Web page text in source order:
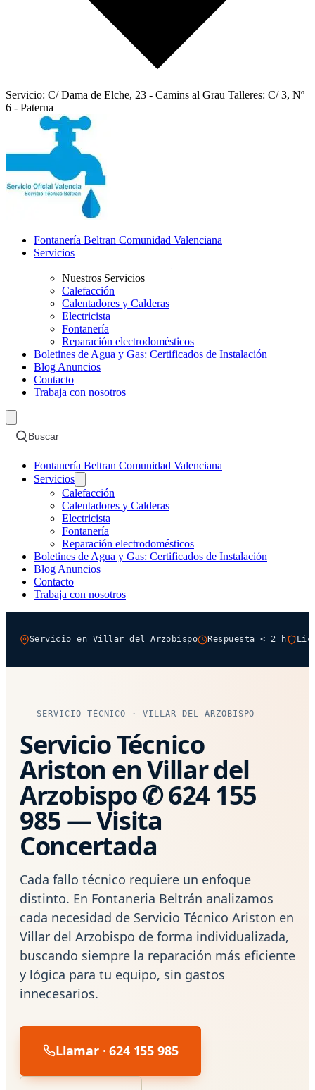
Servicio: C/ Dama de Elche, 23 - Camins al Grau Talleres: C/ 3, Nº
6 - Paterna
Fontanería Beltran Comunidad Valenciana
Servicios
Nuestros Servicios
Calefacción
Calentadores y Calderas
Electricista
Fontanería
Reparación electrodomésticos
Boletines de Agua y Gas: Certificados de Instalación
Blog Anuncios
Contacto
Trabaja con nosotros
Buscar
Fontanería Beltran Comunidad Valenciana
Servicios
Calefacción
Calentadores y Calderas
Electricista
Fontanería
Reparación electrodomésticos
Boletines de Agua y Gas: Certificados de Instalación
Blog Anuncios
Contacto
Trabaja con nosotros
Servicio en Villar del Arzobispo Respuesta < 2 h
SERVICIO TÉCNICO · VILLAR DEL ARZOBISPO
Servicio Técnico
Ariston en Villar del
Arzobispo ✆ 624 155
985 — Visita
Concertada
Cada fallo técnico requiere un enfoque
distinto. En Fontaneria Beltrán analizamos
cada necesidad de Servicio Técnico Ariston en
Villar del Arzobispo de forma individualizada,
buscando siempre la reparación más eficiente
y lógica para tu equipo, sin gastos
innecesarios.
Llamar · 624 155 985